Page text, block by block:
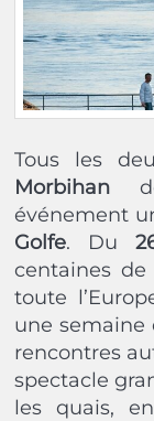
Tous les
Morbihan
événement
Golfe. Du
centaines
toute
une semaine
rencontres
spectacle
les quais,